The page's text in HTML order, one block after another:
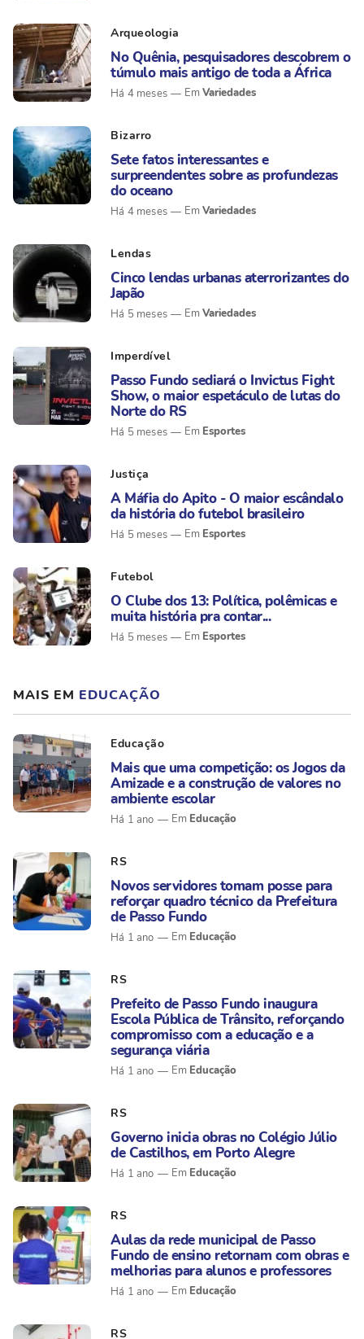
Arqueologia
No Quênia, pesquisadores descobrem o
túmulo mais antigo de toda a África
Há 4 meses Variedades
Bizarro
Sete fatos interessantes e
surpreendentes sobre as profundezas
do oceano
Há 4 meses Variedades
Lendas
Cinco lendas urbanas aterrorizantes do
Japão
Há 5 meses Variedades
Imperdível
Passo Fundo sediará o Invictus Fight
Show, o maior espetáculo de lutas do
Norte do RS
Há 5 meses Esportes
Justiça
A Máfia do Apito - O maior escândalo
da história do futebol brasileiro
Há 5 meses Esportes
Futebol
O Clube dos 13: Política, polêmicas e
muita história pra contar...
Há 5 meses Esportes
MAIS EM EDUCAÇÃO
Educação
Mais que uma competição: os Jogos da
Amizade e a construção de valores no
ambiente escolar
Há 1 ano Educação
RS
Novos servidores tomam posse para
reforçar quadro técnico da Prefeitura
de Passo Fundo
Há 1 ano Educação
RS
Prefeito de Passo Fundo inaugura
Escola Pública de Trânsito, reforçando
compromisso com a educação e a
segurança viária
Há 1 ano Educação
RS
Governo inicia obras no Colégio Júlio
de Castilhos, em Porto Alegre
Há 1 ano Educação
RS
Aulas da rede municipal de Passo
Fundo de ensino retornam com obras e
melhorias para alunos e professores
Há 1 ano Educação
RS